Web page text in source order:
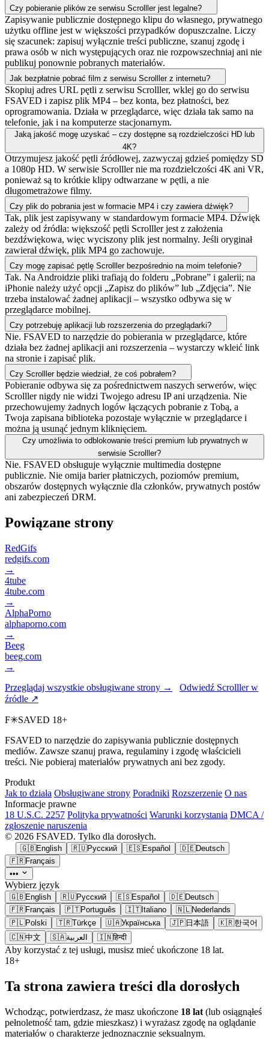
Czy pobieranie plików ze serwisu Scrolller jest legalne?
Zapisywanie publicznie dostępnego klipu do własnego, prywatnego
użytku offline jest w większości przypadków dopuszczalne. Liczy
się szacunek: zapisuj wyłącznie treści publiczne, szanuj zgodę i
prawa osób w nich występujących oraz nie rozpowszechniaj ani nie
publikuj ponownie pobranych materiałów.
Jak bezpłatnie pobrać film z serwisu Scrolller z internetu?
Skopiuj adres URL pętli z serwisu Scrolller, wklej go do serwisu
FSAVED i zapisz plik MP4 – bez konta, bez płatności, bez
oprogramowania. Działa w przeglądarce, więc działa tak samo na
telefonie, jak i na komputerze stacjonarnym.
Jaką jakość mogę uzyskać – czy dostępne są rozdzielczości HD lub
4K?
Otrzymujesz jakość pętli źródłowej, zazwyczaj gdzieś pomiędzy SD
a 1080p HD. W serwisie Scrolller nie ma rozdzielczości 4K ani VR,
ponieważ są to krótkie klipy odtwarzane w pętli, a nie
długometrażowe filmy.
Czy plik do pobrania jest w formacie MP4 i czy zawiera dźwięk?
Tak, plik jest zapisywany w standardowym formacie MP4. Dźwięk
zależy od źródła: większość pętli Scrolller jest z założenia
bezdźwiękowa, więc wyciszony plik jest normalny. Jeśli oryginał
zawierał dźwięk, plik MP4 go zachowuje.
Czy mogę zapisać pętlę Scrolller bezpośrednio na moim telefonie?
Tak. Na Androidzie pliki trafiają do folderu „Pobrane” i galerii; na
iPhonie należy użyć opcji „Zapisz do plików” lub „Zdjęcia”. Nie
trzeba instalować żadnej aplikacji – wszystko odbywa się w
przeglądarce mobilnej.
Czy potrzebuję aplikacji lub rozszerzenia do przeglądarki?
Nie. FSAVED to narzędzie do pobierania w przeglądarce, które
działa bez żadnej aplikacji ani rozszerzenia – wystarczy wkleić link
na stronie i zapisać plik.
Czy Scrolller będzie wiedział, że coś pobrałem?
Pobieranie odbywa się za pośrednictwem naszych serwerów, więc
Scrolller nigdy nie widzi Twojego adresu IP ani urządzenia. Nie
przechowujemy żadnych logów łączących pobranie z Tobą, a
Twoja zapisana biblioteka pozostaje wyłącznie w przeglądarce i
można ją usunąć jednym kliknięciem.
Czy umożliwia to odblokowanie treści premium lub prywatnych w
serwisie Scrolller?
Nie. FSAVED obsługuje wyłącznie multimedia dostępne
publicznie. Nie omija barier płatniczych, poziomów premium,
obszarów dostępnych wyłącznie dla członków, prywatnych postów
ani zabezpieczeń DRM.
Powiązane strony
RedGifs
redgifs.com
→
4tube
4tube.com
→
AlphaPorno
alphaporno.com
→
Beeg
beeg.com
→
Przeglądaj wszystkie obsługiwane strony →
Odwiedź Scrolller w
źródle ↗
F✳SAVED 18+
FSAVED to narzędzie do zapisywania publicznie dostępnych
mediów. Zawsze szanuj prawa, regulaminy i zgodę właścicieli
treści. Nie pobieraj materiałów prywatnych ani bez zgody.
Produkt
Jak to działa Obsługiwane strony Poradniki Rozszerzenie O nas
Informacje prawne
18 U.S.C. 2257 Polityka prywatności Warunki korzystania DMCA /
zgłoszenie naruszenia
© 2026 FSAVED. Tylko dla dorosłych.
🇬🇧English 🇷🇺Русский 🇪🇸Español 🇩🇪Deutsch
🇫🇷Français
•••
Wybierz język
🇬🇧English 🇷🇺Русский 🇪🇸Español 🇩🇪Deutsch
🇫🇷Français 🇵🇹Português 🇮🇹Italiano 🇳🇱Nederlands
🇵🇱Polski 🇹🇷Türkçe 🇺🇦Українська 🇯🇵日本語 🇰🇷한국어
🇨🇳中文 🇸🇦العربية 🇮🇳हिन्दी
Aby korzystać z tej usługi, musisz mieć ukończone 18 lat.
18+
Ta strona zawiera treści dla dorosłych
Wchodząc, potwierdzasz, że masz ukończone 18 lat (lub osiągnąłeś
pełnoletność tam, gdzie mieszkasz) i wyrażasz zgodę na oglądanie
materiałów o charakterze jednoznacznie seksualnym.